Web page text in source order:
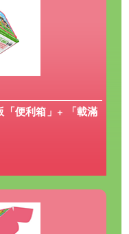
便利箱」+ 「載滿